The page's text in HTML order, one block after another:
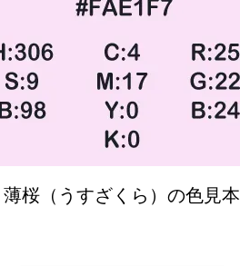
薄桜（うすざくら）の色見本